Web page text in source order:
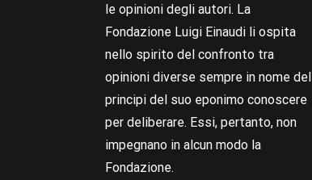
le opinioni degli autori. La
Fondazione Luigi Einaudi li ospita
nello spirito del confronto tra
opinioni diverse sempre in nome del
principi del suo eponimo conoscere
per deliberare. Essi, pertanto, non
impegnano in alcun modo la
Fondazione.